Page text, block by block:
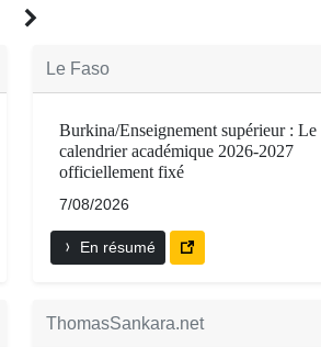
Le Faso
Burkina/Enseignement supérieur : Le
calendrier académique 2026-2027
officiellement fixé
7/08/2026
En résumé
ThomasSankara.net